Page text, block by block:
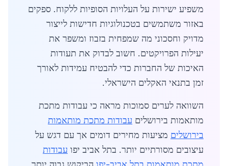
משפיע ישירות על העלויות הסופיות ללקוח. ספקים
באזור משתמשים בטכנולוגיות חדישות לייצור
מדויק וחסכוני מה שמפחית בזבוז ומשפר את
יעילות הפרויקטים. חשוב לבדוק את תעודות
האיכות של החברות כדי להבטיח עמידות לאורך
זמן בתנאי האקלים הישראלי.
השוואה לערים סמוכות מראה כי עבודות מתכת
מותאמות בירושלים עבודות מתכת מותאמות
בירושלים מציעות מחירים דומים אך עם דגש על
עיצובים מסורתיים יותר. בתל אביב יפו עבודות